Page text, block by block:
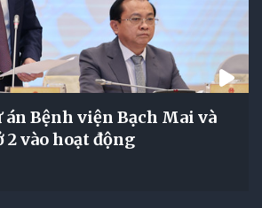
án Bệnh viện Bạch Mai và
2 vào hoạt động